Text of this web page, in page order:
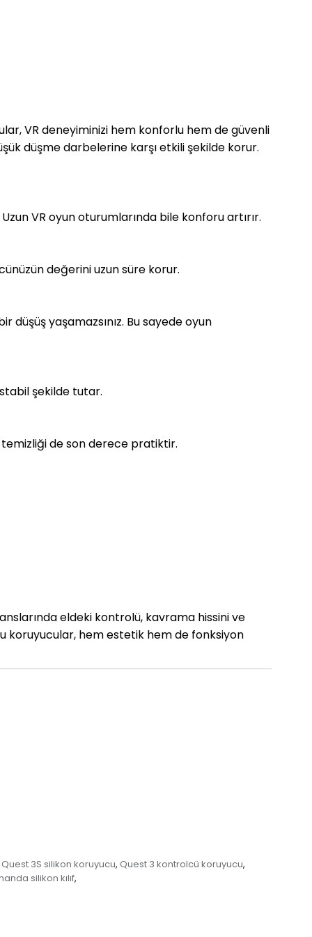
VR deneyiminizi hem konforlu hem de güvenli
düşme darbelerine karşı etkili şekilde korur.
VR oyun oturumlarında bile konforu artırır.
değerini uzun süre korur.
düşüş yaşamazsınız. Bu sayede oyun
şekilde tutar.
temizliği de son derece pratiktir.
eldeki kontrolü, kavrama hissini ve
koruyucular, hem estetik hem de fonksiyon
Quest 3S silikon koruyucu, Quest 3 kontrolcü koruyucu,
silikon kılıf,